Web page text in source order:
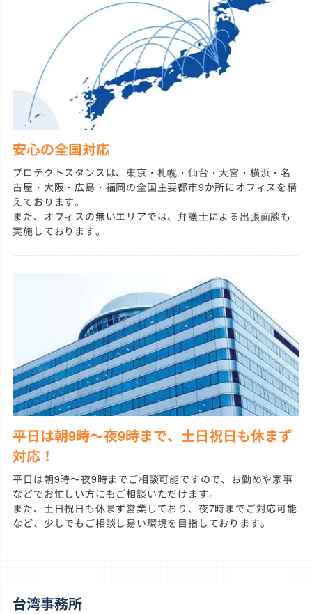
安心の全国対応
プロテクトスタンスは、東京・札幌・仙台・大宮・横浜・名
古屋・大阪・広島・福岡の全国主要都市9か所にオフィスを構
えております。
また、オフィスの無いエリアでは、弁護士による出張面談も
実施しております。
平日は朝9時～夜9時まで、土日祝日も休まず
対応！
平日は朝9時～夜9時までご相談可能ですので、お勤めや家事
などでお忙しい方にもご相談いただけます。
また、土日祝日も休まず営業しており、夜7時までご対応可能
など、少しでもご相談し易い環境を目指しております。
台湾事務所